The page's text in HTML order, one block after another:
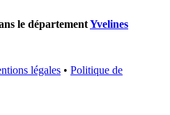
le départementYvelines
légales • Politique de